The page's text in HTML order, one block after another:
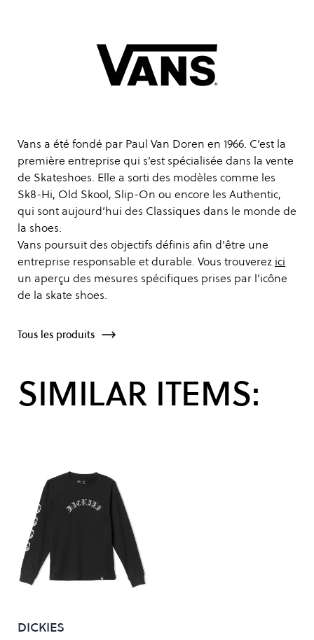
Vans a été fondé par Paul Van Doren en 1966. C’est la
première entreprise qui s’est spécialisée dans la vente
de Skateshoes. Elle a sorti des modèles comme les
Sk8-Hi, Old Skool, Slip-On ou encore les Authentic,
qui sont aujourd’hui des Classiques dans le monde de
la shoes.
Vans poursuit des objectifs définis afin d'être une
entreprise responsable et durable. Vous trouverez ici
un aperçu des mesures spécifiques prises par l'icône
de la skate shoes.
Tous les produits
SIMILAR ITEMS:
DICKIES